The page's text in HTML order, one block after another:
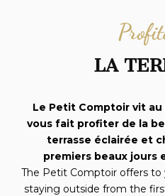
LA
Le Petit Comptoir vit
vous fait profiter de la
terrasse éclairée et
premiers beaux jours
The Petit Comptoir offers
staying outside from the